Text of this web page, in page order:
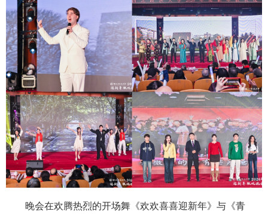
晚会在欢腾热烈的开场舞《欢欢喜喜迎新年》与《青